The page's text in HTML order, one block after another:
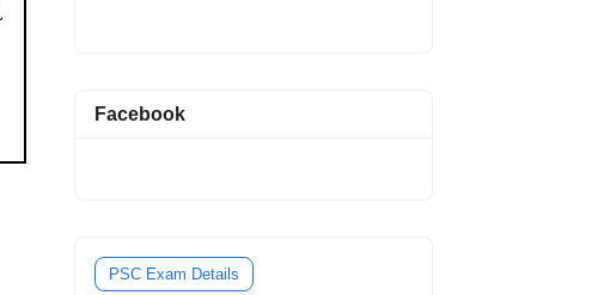
Facebook
PSC Exam Details